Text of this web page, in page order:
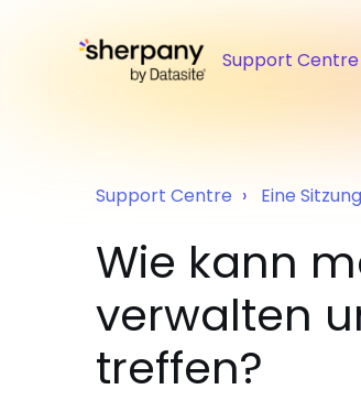
Support Centre
Support Centre Eine
Wie kann
verwalten
treffen?